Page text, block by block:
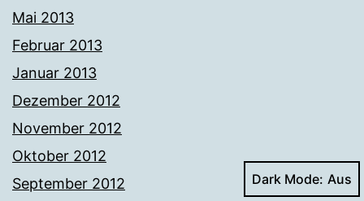
Mai 2013
Februar 2013
Januar 2013
Dezember 2012
November 2012
Oktober 2012
September 2012
Dark Mode: